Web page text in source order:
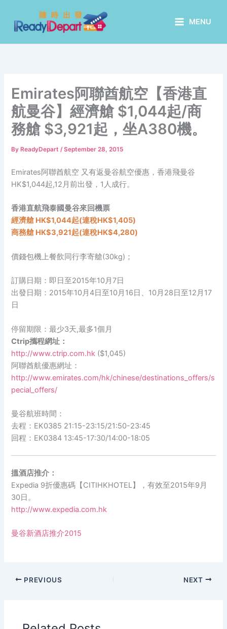
content
MENU
Emirates阿聯酋航空【香港直
航曼谷】經濟艙 $1,044起/商
務艙 $3,921起，坐A380機。
By ReadyDepart/September 28, 2015
Emirates阿聯酋航空 又有返曼谷航空優惠，香港飛曼谷
HK$1,044起,12月前出發，1人成行。
香港直航飛泰國曼谷來回機票
經濟艙 HK$1,044起(連稅HK$1,405)
商務艙 HK$3,921起(連稅HK$4,280)
價錢包機上餐飲同行李寄艙(30kg)；
訂購日期：即日至2015年10月7日
出發日期：2015年10月4日至10月16日、10月28日至12月17
日
停留期限：最少3天,最多1個月
Ctrip攜程網址：
http://www.ctrip.com.hk ($1,045)
阿聯酋航優惠網址：
http://www.emirates.com/hk/chinese/destinations_offers/s
pecial_offers/
曼谷航班時間：
去程：EK0385 21:15-23:15/21:50-23:45
回程：EK0384 13:45-17:30/14:00-18:05
搵酒店推介：
Expedia 9折優惠碼【CITIHKHOTEL】，有效至2015年9月
30日。
http://www.expedia.com.hk
曼谷新酒店推介2015
PREVIOUS NEXT